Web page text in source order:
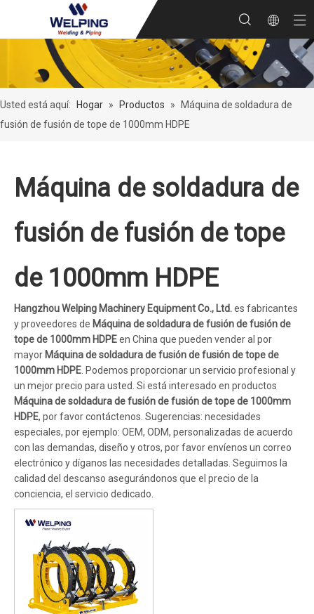
Usted está aquí: Hogar » Productos »
Máquina de soldadura de
fusión de fusión de tope de 1000mm HDPE
Máquina de soldadura de
fusión de fusión de tope
de 1000mm HDPE
Hangzhou Welping Machinery Equipment Co., Ltd.es fabricantes
y proveedores de Máquina de soldadura de fusión de fusión de
tope de 1000mm HDPEen China que pueden vender al por
mayor Máquina de soldadura de fusión de fusión de tope de
1000mm HDPE . Podemos proporcionar un servicio profesional y
un mejor precio para usted. Si está interesado en productos
Máquina de soldadura de fusión de fusión de tope de 1000mm
HDPE, por favor contáctenos. Sugerencias: necesidades
especiales, por ejemplo: OEM, ODM, personalizadas de acuerdo
con las demandas, diseño y otros, por favor envíenos un correo
electrónico y díganos las necesidades detalladas. Seguimos la
calidad del descanso asegurándonos que el precio de la
conciencia, el servicio dedicado.